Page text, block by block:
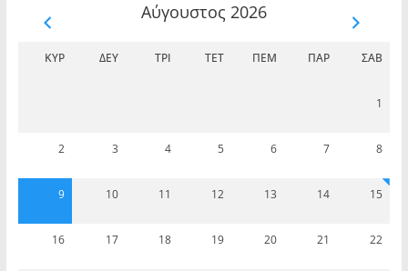
Αύγουστος 2026
ΚΥΡ ΔΕΥ ΤΡΊ ΤΕΤ ΠΈΜ ΠΑΡ ΣΆΒ
1
2 3 4 5 6 7 8
9 10 11 12 13 14 15
16 17 18 19 20 21 22